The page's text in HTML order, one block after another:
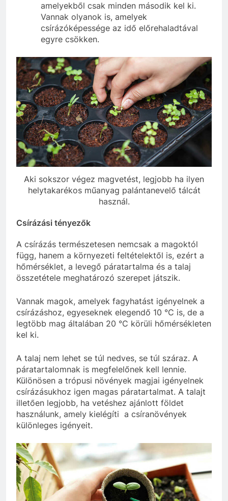
amelyekből csak minden második kel ki.
Vannak olyanok is, amelyek
csírázóképessége az idő előrehaladtával
egyre csökken.
Aki sokszor végez magvetést, legjobb ha ilyen
helytakarékos műanyag palántanevelő tálcát
használ.
Csírázási tényezők
A csírázás természetesen nemcsak a magoktól
függ, hanem a környezeti feltételektől is, ezért a
hőmérséklet, a levegő páratartalma és a talaj
összetétele meghatározó szerepet játszik.
Vannak magok, amelyek fagyhatást igényelnek a
csírázáshoz, egyeseknek elegendő 10 °C is, de a
legtöbb mag általában 20 °C körüli hőmérsékleten
kel ki.
A talaj nem lehet se túl nedves, se túl száraz. A
páratartalomnak is megfelelőnek kell lennie.
Különösen a trópusi növények magjai igényelnek
csírázásukhoz igen magas páratartalmat. A talajt
illetően legjobb, ha vetéshez ajánlott földet
használunk, amely kielégíti a csíranövények
különleges igényeit.